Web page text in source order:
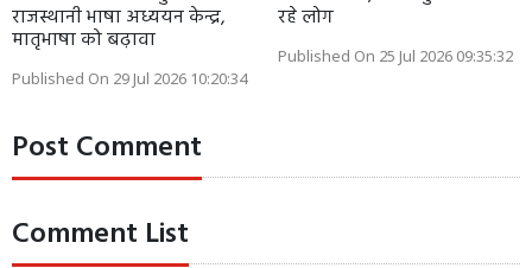
राजस्थानी भाषा अध्ययन केन्द्र,
मातृभाषा को बढ़ावा
Published On 29 Jul 2026 10:20:34
रहे लोग
Published On 25 Jul 2026 09:35:32
Post Comment
Comment List